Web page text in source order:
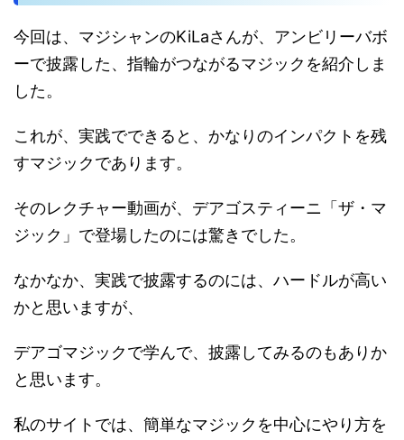
今回は、マジシャンのKiLaさんが、アンビリーバボ
ーで披露した、指輪がつながるマジックを紹介しま
した。
これが、実践でできると、かなりのインパクトを残
すマジックであります。
そのレクチャー動画が、デアゴスティーニ「ザ・マ
ジック」で登場したのには驚きでした。
なかなか、実践で披露するのには、ハードルが高い
かと思いますが、
デアゴマジックで学んで、披露してみるのもありか
と思います。
私のサイトでは、簡単なマジックを中心にやり方を